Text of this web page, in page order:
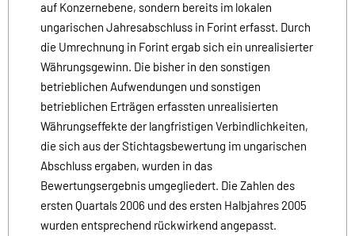
auf Konzernebene, sondern bereits im lokalen
ungarischen Jahresabschluss in Forint erfasst. Durch
die Umrechnung in Forint ergab sich ein unrealisierter
Währungsgewinn. Die bisher in den sonstigen
betrieblichen Aufwendungen und sonstigen
betrieblichen Erträgen erfassten unrealisierten
Währungseffekte der langfristigen Verbindlichkeiten,
die sich aus der Stichtagsbewertung im ungarischen
Abschluss ergaben, wurden in das
Bewertungsergebnis umgegliedert. Die Zahlen des
ersten Quartals 2006 und des ersten Halbjahres 2005
wurden entsprechend rückwirkend angepasst.